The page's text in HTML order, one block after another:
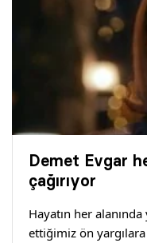
Demet Evgar
çağırıyor
Hayatın her alanında
ettiğimiz ön yargılara